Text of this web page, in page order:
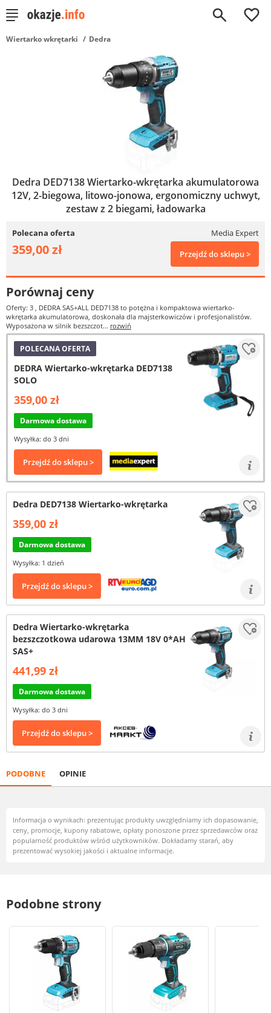
0
Wiertarko wkrętarki Dedra
Dedra DED7138 Wiertarko-wkrętarka akumulatorowa
12V, 2-biegowa, litowo-jonowa, ergonomiczny uchwyt,
zestaw z 2 biegami, ładowarka
Polecana oferta Media Expert
359,00 zł Przejdź do sklepu >
Porównaj ceny
Oferty: 3 , DEDRA SAS+ALL DED7138 to potężna i kompaktowa wiertarko-
wkrętarka akumulatorowa, doskonała dla majsterkowiczów i profesjonalistów.
Wyposażona w silnik bezszczot... rozwiń
POLECANA OFERTA
DEDRA Wiertarko-wkrętarka DED7138
SOLO
359,00 zł
Darmowa dostawa
Wysyłka: do 3 dni
Przejdź do sklepu >
Dedra DED7138 Wiertarko-wkrętarka
359,00 zł
Darmowa dostawa
Wysyłka: 1 dzień
Przejdź do sklepu >
Dedra Wiertarko-wkrętarka
bezszczotkowa udarowa 13MM 18V 0*AH
SAS+
441,99 zł
Darmowa dostawa
Wysyłka: do 3 dni
Przejdź do sklepu >
PODOBNE OPINIE
Informacja o wynikach: prezentując produkty uwzględniamy ich dopasowanie,
ceny, promocje, kupony rabatowe, opłaty ponoszone przez sprzedawców oraz
popularność produktów wśród użytkowników. Dokładamy starań, aby
prezentować wysokiej jakości i aktualne informacje.
Podobne strony